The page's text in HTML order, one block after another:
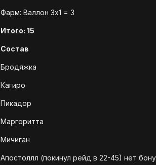
Фарм: Валлон 3х1 = 3
Итого: 15
Состав
Бродяжка
Кагиро
Пикадор
Маргоритта
Мичиган
Апостоллл (покинул рейд в 22-45) нет